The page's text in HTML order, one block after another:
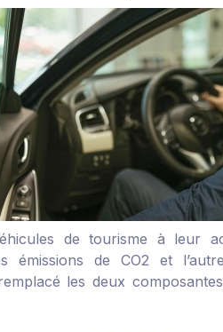
de tourisme à leur
émissions de CO2 et
les deux